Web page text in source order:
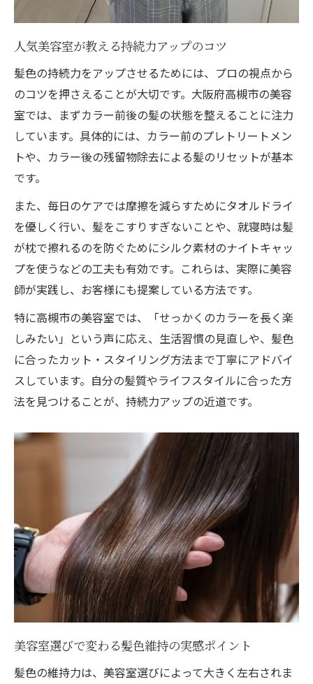
人気美容室が教える持続力アップのコツ
髪色の持続力をアップさせるためには、プロの視点から
のコツを押さえることが大切です。大阪府高槻市の美容
室では、まずカラー前後の髪の状態を整えることに注力
しています。具体的には、カラー前のプレトリートメン
トや、カラー後の残留物除去による髪のリセットが基本
です。
また、毎日のケアでは摩擦を減らすためにタオルドライ
を優しく行い、髪をこすりすぎないことや、就寝時は髪
が枕で擦れるのを防ぐためにシルク素材のナイトキャッ
プを使うなどの工夫も有効です。これらは、実際に美容
師が実践し、お客様にも提案している方法です。
特に高槻市の美容室では、「せっかくのカラーを長く楽
しみたい」という声に応え、生活習慣の見直しや、髪色
に合ったカット・スタイリング方法まで丁寧にアドバイ
スしています。自分の髪質やライフスタイルに合った方
法を見つけることが、持続力アップの近道です。
美容室選びで変わる髪色維持の実感ポイント
髪色の維持力は、美容室選びによって大きく左右されま